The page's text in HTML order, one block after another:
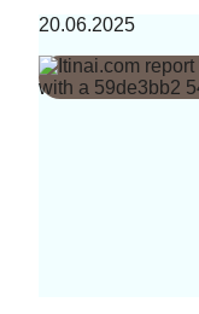
20.06.2025